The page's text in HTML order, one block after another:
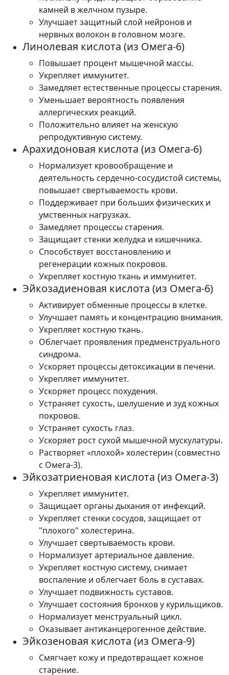
камней в желчном пузыре.
Улучшает защитный слой нейронов и
нервных волокон в головном мозге.
Линолевая кислота (из Омега-6)
Повышает процент мышечной массы.
Укрепляет иммунитет.
Замедляет естественные процессы старения.
Уменьшает вероятность появления
аллергических реакций.
Положительно влияет на женскую
репродуктивную систему.
Арахидоновая кислота (из Омега-6)
Нормализует кровообращение и
деятельность сердечно-сосудистой системы,
повышает свертываемость крови.
Поддерживает при больших физических и
умственных нагрузках.
Замедляет процессы старения.
Защищает стенки желудка и кишечника.
Способствует восстановлению и
регенерации кожных покровов.
Укрепляет костную ткань и иммунитет.
Эйкозадиеновая кислота (из Омега-6)
Активирует обменные процессы в клетке.
Улучшает память и концентрацию внимания.
Укрепляет костную ткань.
Облегчает проявления предменструального
синдрома.
Ускоряет процессы детоксикации в печени.
Укрепляет иммунитет.
Ускоряет процесс похудения.
Устраняет сухость, шелушение и зуд кожных
покровов.
Устраняет сухость глаз.
Ускоряет рост сухой мышечной мускулатуры.
Растворяет «плохой» холестерин (совместно
с Омега-3).
Эйкозатриеновая кислота (из Омега-3)
Укрепляет иммунитет.
Защищает органы дыхания от инфекций.
Укрепляет стенки сосудов, защищает от
"плохого" холестерина.
Улучшает свертываемость крови.
Нормализует артериальное давление.
Укрепляет костную систему, снимает
воспаление и облегчает боль в суставах.
Улучшает подвижность суставов.
Улучшает состояния бронхов у курильщиков.
Нормализует менструальный цикл.
Оказывает антиканцерогенное действие.
Эйкозеновая кислота (из Омега-9)
Смягчает кожу и предотвращает кожное
старение.